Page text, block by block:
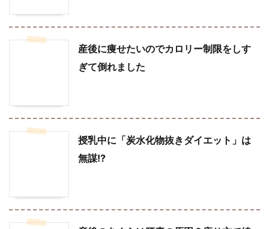
産後に痩せたいのでカロリー制限をしす
ぎて倒れました
授乳中に「炭水化物抜きダイエット」は
無謀!?